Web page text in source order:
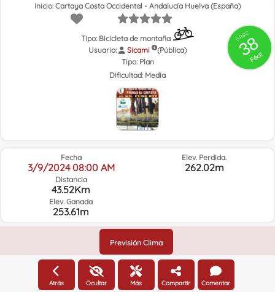
GRSIC
38
Fácil
Inicio: Cartaya Costa Occidental - Andalucía Huelva (España)
Tipo: Bicicleta de montaña
Usuario:
Sicami
(Pública)
Tipo: Plan
Dificultad: Media
Fecha
3/9/2024 08:00 AM
Distancia
43.52Km
Elev. Ganada
253.61m
Elev. Perdida.
262.02m
Previsión Clima
Altitude
Atrás Ocultar Más Compartir Comentar